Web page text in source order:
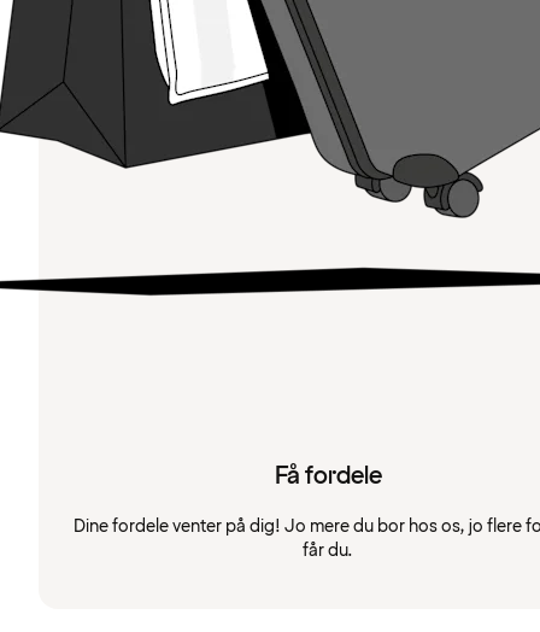
Få fordele
Dine fordele venter på dig! Jo mere du bor hos os, jo flere
får du.